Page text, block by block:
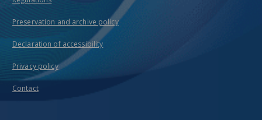
Preservation and archive policy
Declaration of accessibility
Privacy policy
Contact